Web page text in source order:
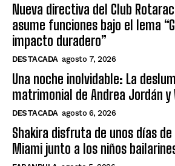
Nueva directiva del Club
asume funciones bajo el lema
impacto duradero”
DESTACADA agosto 7, 2026
Una noche inolvidable: La
matrimonial de Andrea Jordán
DESTACADA agosto 6, 2026
Shakira disfruta de unos días
Miami junto a los niños